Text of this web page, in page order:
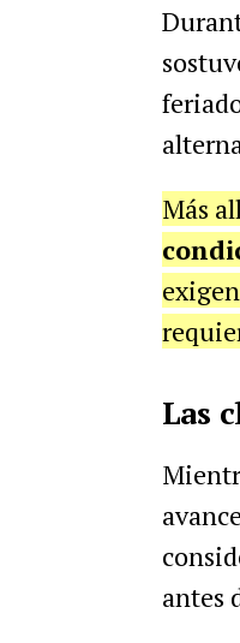
Más
Las
antes